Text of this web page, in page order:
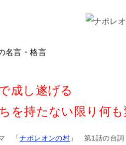
名言・格言
成し遂げる
を持たない限り何も
「ナポレオンの村 」 第1話の台詞